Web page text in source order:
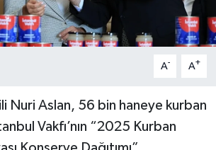
A- A+
Nuri Aslan, 56 bin haneye kurban
Vakfı’nın “2025 Kurban